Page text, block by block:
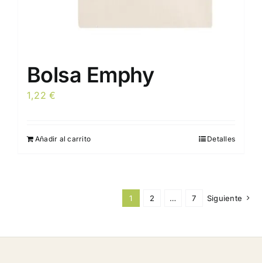
Bolsa Emphy
1,22€
Añadir al carrito Detalles
1 2 … 7 Siguiente